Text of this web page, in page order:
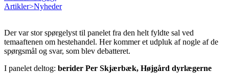
Artikler>Nyheder
Der var stor spørgelyst til panelet fra den helt fyldte sal ved
temaaftenen om hestehandel. Her kommer et udpluk af nogle af de
spørgsmål og svar, som blev debatteret.
I panelet deltog: berider Per Skjærbæk, Højgård dyrlægerne